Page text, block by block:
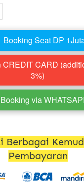
Booking Seat DP
CREDIT CARD
3%)
Booking via
Berbagai
Pembayaran